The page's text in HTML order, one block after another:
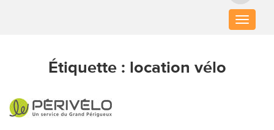
Toggle
Étiquette : location vélo